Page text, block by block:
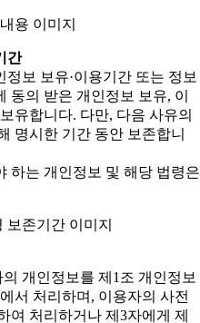
간
보 보유·이용기간 또는 정보
동의 받은 개인정보 보유, 이
유합니다. 다만, 다음 사유의
명시한 기간 동안 보존합니
하는 개인정보 및 해당 법령은
개인정보를 제1조 개인정보
서 처리하며, 이용자의 사전
여 처리하거나 제3자에게 제